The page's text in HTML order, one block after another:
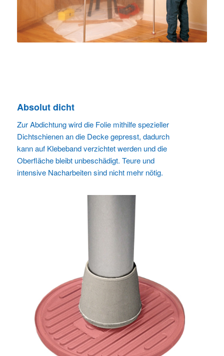
Absolut dicht
Zur Abdichtung wird die Folie mithilfe spezieller
Dichtschienen an die Decke gepresst, dadurch
kann auf Klebeband verzichtet werden und die
Oberfläche bleibt unbeschädigt. Teure und
intensive Nacharbeiten sind nicht mehr nötig.